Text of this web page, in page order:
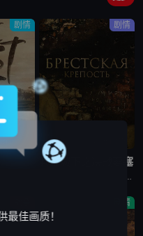
剧情
画质
剧情
兵临城下之决战要塞
故事发生在1941年的6月，布格河畔回荡着欢声笑语，就在一片歌舞升平之际，几架飞机飞过投下了炸弹，将一切摧毁殆尽，霎时间，河畔边成为了鲜血和火焰的海洋。德国人的入侵让位于华沙和莫斯科之间的布列斯特
剧情
最佳画质！